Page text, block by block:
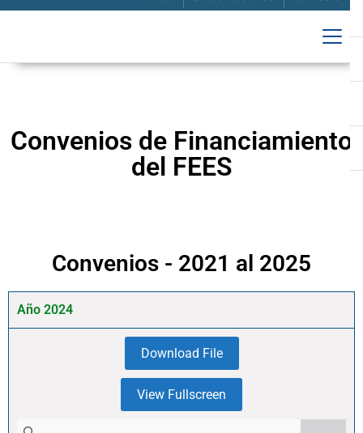
Convenios de Financiamiento
del FEES
Convenios - 2021 al 2025
Año 2024
Download File
View Fullscreen